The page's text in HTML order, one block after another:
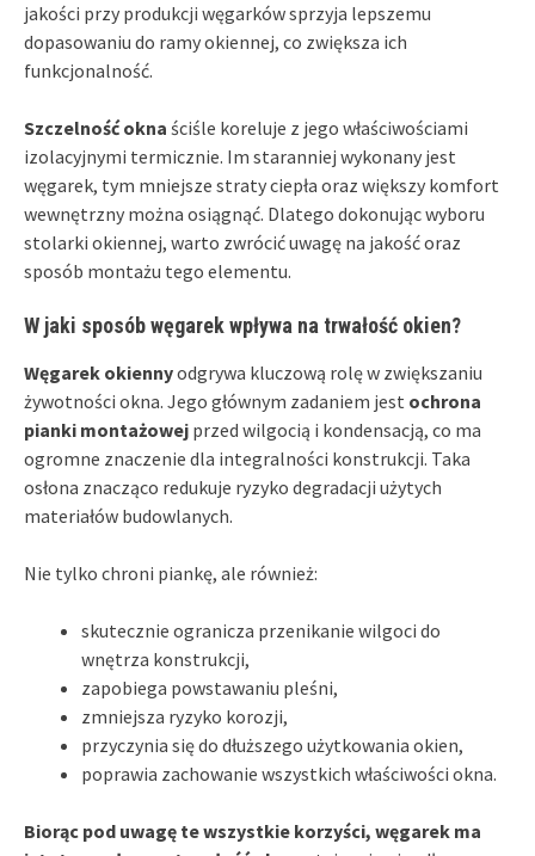
jakości przy produkcji węgarków sprzyja lepszemu
dopasowaniu do ramy okiennej, co zwiększa ich
funkcjonalność.
Szczelność okna ściśle koreluje z jego właściwościami
izolacyjnymi termicznie. Im staranniej wykonany jest
węgarek, tym mniejsze straty ciepła oraz większy komfort
wewnętrzny można osiągnąć. Dlatego dokonując wyboru
stolarki okiennej, warto zwrócić uwagę na jakość oraz
sposób montażu tego elementu.
W jaki sposób węgarek wpływa na trwałość okien?
Węgarek okiennyodgrywa kluczową rolę w zwiększaniu
żywotności okna. Jego głównym zadaniem jest ochrona
pianki montażowej przed wilgocią i kondensacją, co ma
ogromne znaczenie dla integralności konstrukcji. Taka
osłona znacząco redukuje ryzyko degradacji użytych
materiałów budowlanych.
Nie tylko chroni piankę, ale również:
skutecznie ogranicza przenikanie wilgoci do
wnętrza konstrukcji,
zapobiega powstawaniu pleśni,
zmniejsza ryzyko korozji,
przyczynia się do dłuższego użytkowania okien,
poprawia zachowanie wszystkich właściwości okna.
Biorąc pod uwagę te wszystkie korzyści, węgarek ma